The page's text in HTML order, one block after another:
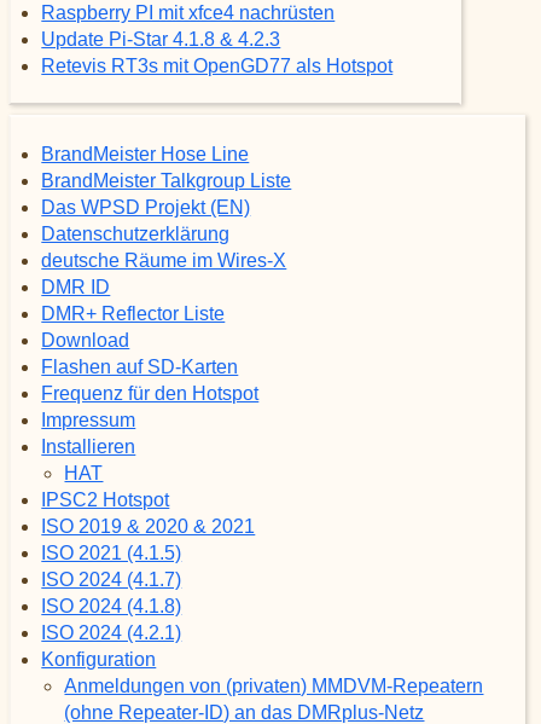
Raspberry PI mit xfce4 nachrüsten
Update Pi-Star 4.1.8 & 4.2.3
Retevis RT3s mit OpenGD77 als Hotspot
BrandMeister Hose Line
BrandMeister Talkgroup Liste
Das WPSD Projekt (EN)
Datenschutzerklärung
deutsche Räume im Wires-X
DMR ID
DMR+ Reflector Liste
Download
Flashen auf SD-Karten
Frequenz für den Hotspot
Impressum
Installieren
HAT
IPSC2 Hotspot
ISO 2019 & 2020 & 2021
ISO 2021 (4.1.5)
ISO 2024 (4.1.7)
ISO 2024 (4.1.8)
ISO 2024 (4.2.1)
Konfiguration
Anmeldungen von (privaten) MMDVM-Repeatern
(ohne Repeater-ID) an das DMRplus-Netz